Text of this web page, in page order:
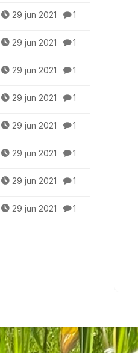
29 jun 2021 1
29 jun 2021 1
29 jun 2021 1
29 jun 2021 1
29 jun 2021 1
29 jun 2021 1
29 jun 2021 1
29 jun 2021 1